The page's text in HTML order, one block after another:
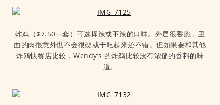
炸鸡（$7.50一套）可选择辣或不辣的口味。外层很香脆，里
面的肉很意外也不会很硬或干吃起来还不错。但如果要和其他
炸鸡快餐店比较，Wendy’s 的炸鸡比较没有浓郁的香料的味
道。